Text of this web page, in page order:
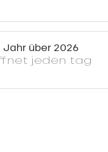
Jahr über 2026
jeden tag